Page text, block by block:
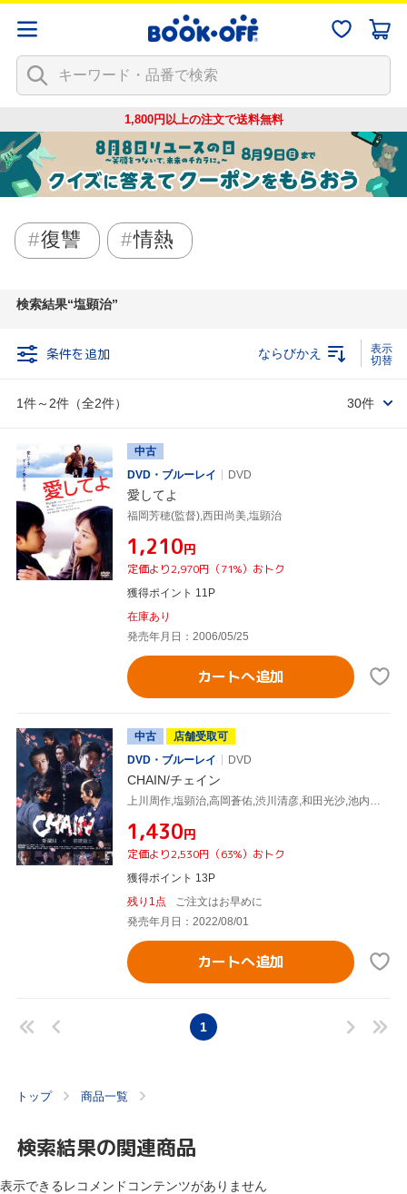
1,800円以上の注文で送料無料
復讐 情熱
検索結果 塩顕治
条件を追加
1件～2件（全2件）
ならびかえ
30件
中古
DVD・ブルーレイ
DVD
愛してよ
福岡芳穂(監督),西田尚美,塩顕治
¥1,210円
定価より2,970円（71%）おトク
獲得ポイント 11P
在庫あり
発売年月日：2006/05/25
カートへ追加
中古
店舗受取可
DVD・ブルーレイ
DVD
CHAIN/チェイン
¥1,430円
定価より2,530円（63%）おトク
獲得ポイント 13P
残り1点
ご注文はお早めに
発売年月日：2022/08/01
カートへ追加
1
トップ 商品一覧
検索結果の関連商品
表示できるレコメンドコンテンツがありません